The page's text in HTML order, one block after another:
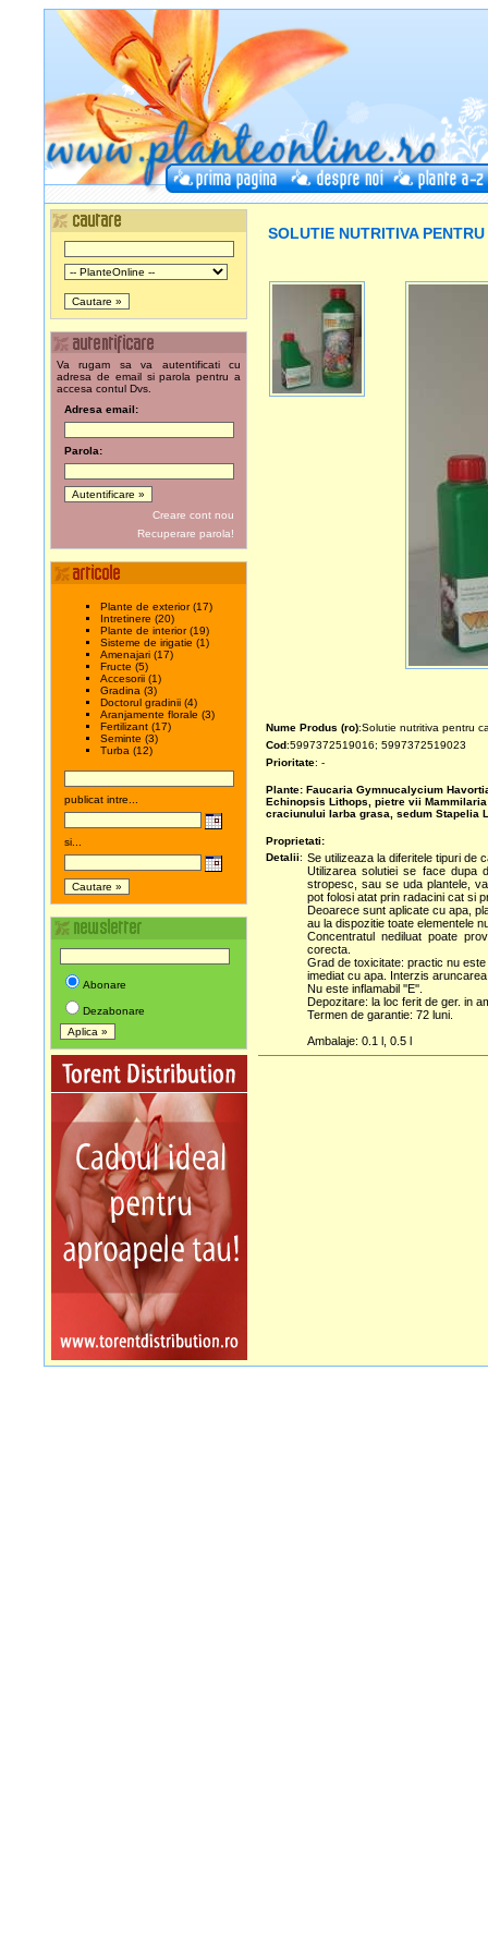
Va rugam sa va autentificati cu
adresa de email si parola pentru a
accesa contul Dvs.
Adresa email:
Parola:
Creare cont nou
Recuperare parola!
Plante de exterior (17)
Intretinere (20)
Plante de interior (19)
Sisteme de irigatie (1)
Amenajari (17)
Fructe (5)
Accesorii (1)
Gradina (3)
Doctorul gradinii (4)
Aranjamente florale (3)
Fertilizant (17)
Seminte (3)
Turba (12)
publicat intre...
si...
Abonare
Dezabonare
SOLUTIE NUTRITIVA
Nume Produs (ro):Solutie nutritiva pentru
Cod:5997372519016; 5997372519023
Prioritate: -
Plante: Faucaria Gymnucalycium
Echinopsis Lithops, pietre vii Mammilaria
craciunului Iarba grasa, sedum Stapelia
Proprietati:
Detalii: Se utilizeaza la diferitele tipuri de
Utilizarea solutiei se face dupa
stropesc, sau se uda plantele,
pot folosi atat prin radacini cat si
Deoarece sunt aplicate cu apa,
au la dispozitie toate elementele
Concentratul nediluat poate
corecta.
Grad de toxicitate: practic nu
imediat cu apa. Interzis
Nu este inflamabil ''E''.
Depozitare: la loc ferit de ger. in
Termen de garantie: 72 luni.
Ambalaje: 0.1 l, 0.5 l